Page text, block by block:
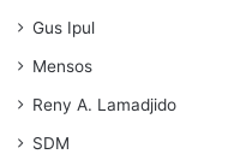
Gus Ipul
Mensos
Reny A. Lamadjido
SDM